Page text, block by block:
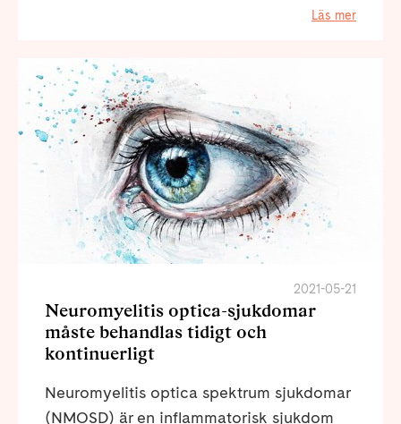
Läs mer
2021-05-21
Neuromyelitis optica-sjukdomar
måste behandlas tidigt och
kontinuerligt
Neuromyelitis optica spektrum sjukdomar
(NMOSD) är en inflammatorisk sjukdom